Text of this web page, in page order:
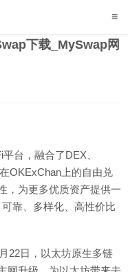
下载_MySwap网
台，融合了DEX、
OKExChan上的自由兑
，为更多优质资产提供一
靠、多样化、高性价比
22日，以太坊原生多链